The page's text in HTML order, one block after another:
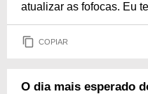
atualizar as fofocas. Eu
COPIAR
O dia mais esperado